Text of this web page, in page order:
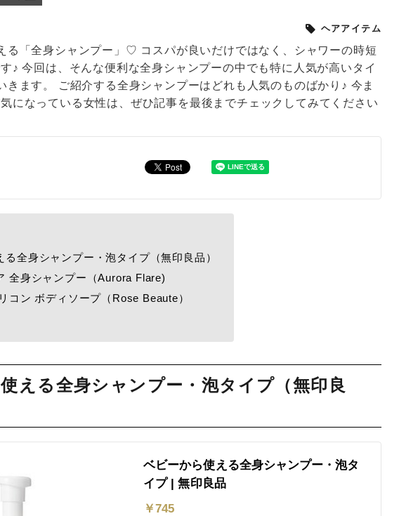
ヘアアイテム
る「全身シャンプー」♡ コスパが良いだけではなく、シャワーの時短
♪ 今回は、そんな便利な全身シャンプーの中でも特に人気が高いタイ
きます。 ご紹介する全身シャンプーはどれも人気のものばかり♪ 今ま
になっている女性は、ぜひ記事を最後までチェックしてみてください
全身シャンプー・泡タイプ（無印良品）
全身シャンプー（Aurora Flare)
コン ボディソープ（Rose Beaute）
える全身シャンプー・泡タイプ（無印良
ベビーから使える全身シャンプー・泡タ
イプ | 無印良品
￥745